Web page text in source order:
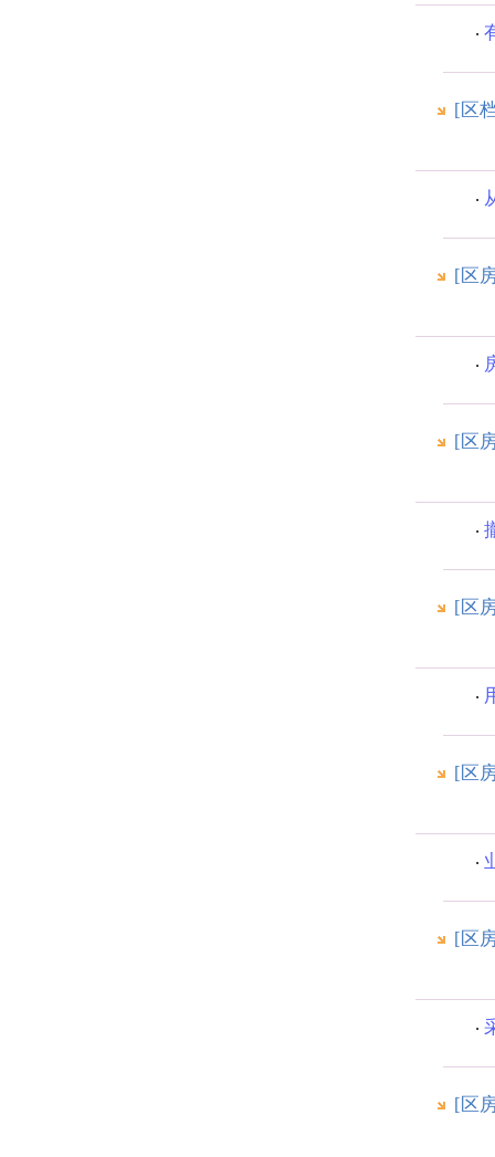
[区
[区
[区
[区
[区
[区
[区